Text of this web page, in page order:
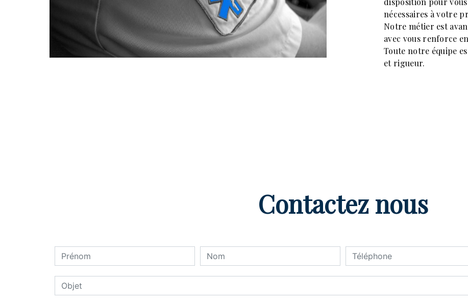
nécessaires à votre
Notre métier est
avec vous renforce
Toute notre équipe
et rigueur.
Contactez nous